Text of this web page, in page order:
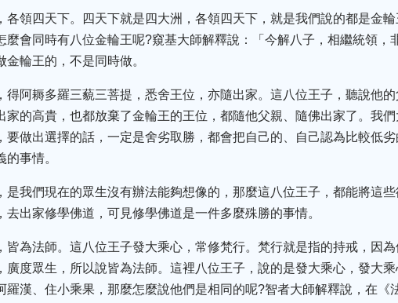
各領四天下。四天下就是四大洲，各領四天下，就是我們說的都是金
麼會同時有八位金輪王呢?窺基大師解釋說：「今解八子，相繼統領，
輪王的，不是同時做。
得阿耨多羅三藐三菩提，悉舍王位，亦隨出家。這八位王子，聽說他
家的高貴，也都放棄了金輪王的王位，都隨他父親、隨佛出家了。我們
要做出選擇的話，一定是舍劣取勝，都會把自己的、自己認為比較低
事情。
是我們現在的眾生沒有辦法能夠想像的，那麼這八位王子，都能將這
出家修學佛道，可見修學佛道是一件多麼殊勝的事情。
皆為法師。這八位王子發大乘心，常修梵行。梵行就是指的持戒，因
廣度眾生，所以說皆為法師。這裡八位王子，說的是發大乘心，發大
羅漢、住小乘果，那麼怎麼說他們是相同的呢?智者大師解釋說，在《